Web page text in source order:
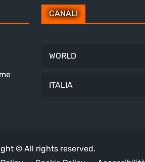
CANALI
WORLD
ITALIA
© All rights reserved.